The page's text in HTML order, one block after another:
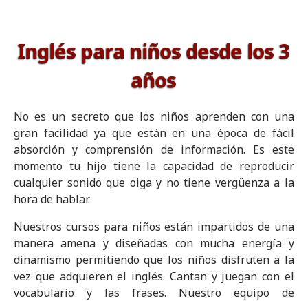
Inglés para niños desde los 3
años
No es un secreto que los niños aprenden con una
gran facilidad ya que están en una época de fácil
absorción y comprensión de información. Es este
momento tu hijo tiene la capacidad de reproducir
cualquier sonido que oiga y no tiene vergüenza a la
hora de hablar.
Nuestros cursos para niños están impartidos de una
manera amena y diseñadas con mucha energía y
dinamismo permitiendo que los niños disfruten a la
vez que adquieren el inglés. Cantan y juegan con el
vocabulario y las frases. Nuestro equipo de